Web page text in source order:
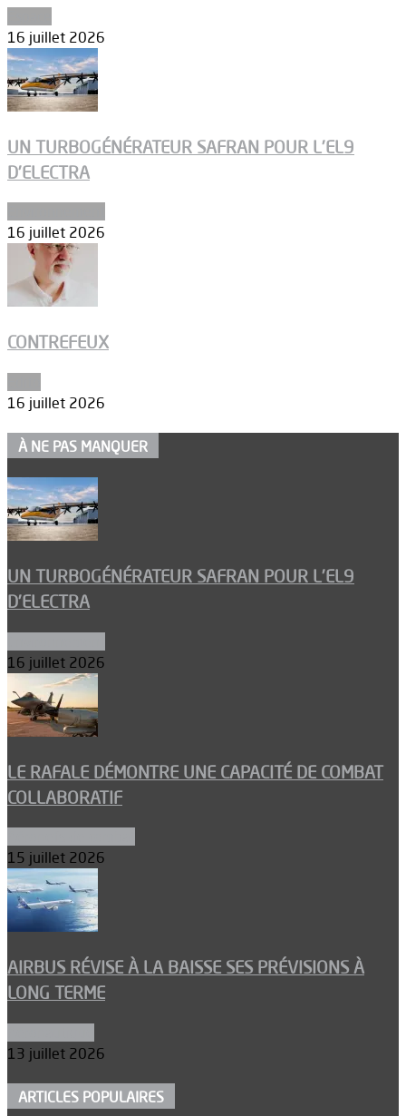
16 juillet 2026
UN TURBOGÉNÉRATEUR SAFRAN POUR L’EL9
D’ELECTRA
16 juillet 2026
CONTREFEUX
16 juillet 2026
À NE PAS MANQUER
UN TURBOGÉNÉRATEUR SAFRAN POUR L’EL9
D’ELECTRA
16 juillet 2026
LE RAFALE DÉMONTRE UNE CAPACITÉ DE COMBAT
COLLABORATIF
15 juillet 2026
AIRBUS RÉVISE À LA BAISSE SES PRÉVISIONS À
LONG TERME
13 juillet 2026
ARTICLES POPULAIRES